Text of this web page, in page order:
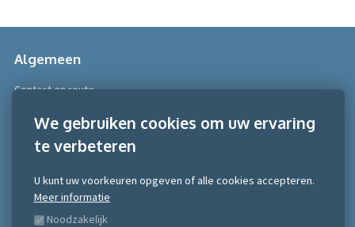
Algemeen
Contact en route
Meer informatie
Algemene voorwaarden
Algemene voorwaarden NRTO consumentenmarkt
We gebruiken cookies om uw ervaring
te verbeteren
U kunt uw voorkeuren opgeven of alle cookies accepteren.
Meer informatie
Noodzakelijk